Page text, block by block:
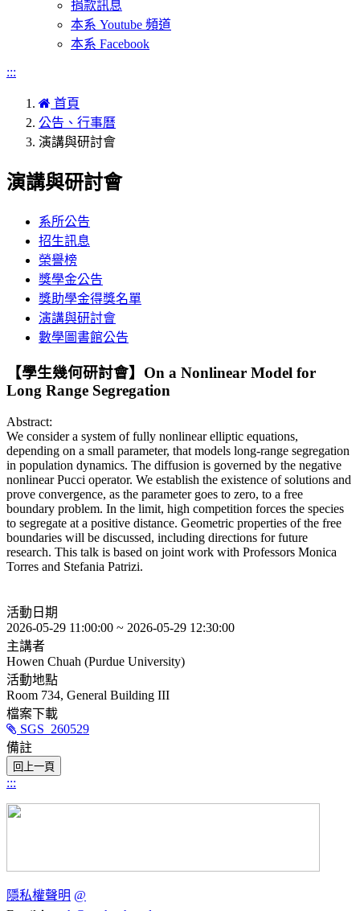
捐款訊息
本系 Youtube 頻道
本系 Facebook
:::
首頁
公告、行事曆
演講與研討會
演講與研討會
系所公告
招生訊息
榮譽榜
獎學金公告
獎助學金得獎名單
演講與研討會
數學圖書館公告
【學生幾何研討會】On a Nonlinear Model for
Long Range Segregation
Abstract:
We consider a system of fully nonlinear elliptic equations,
depending on a small parameter, that models long-range segregation
in population dynamics. The diffusion is governed by the negative
nonlinear Pucci operator. We establish the existence of solutions and
prove convergence, as the parameter goes to zero, to a free
boundary problem. In the limit, high competition forces the species
to segregate at a positive distance. Geometric properties of the free
boundaries will be discussed, including directions for future
research. This talk is based on joint work with Professors Monica
Torres and Stefania Patrizi.
活動日期
2026-05-29 11:00:00 ~ 2026-05-29 12:30:00
主講者
Howen Chuah (Purdue University)
活動地點
Room 734, General Building III
檔案下載
SGS_260529
備註
:::
隱私權聲明 @